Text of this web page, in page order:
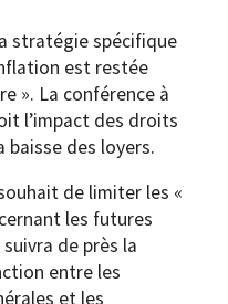
stratégie spécifique
est restée
». La conférence à
l’impact des droits
des loyers.
de limiter les «
les futures
de près la
entre les
et les